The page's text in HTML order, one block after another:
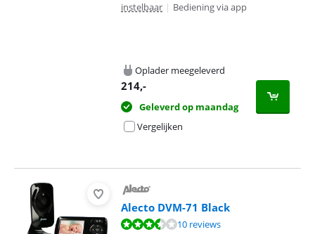
instelbaar | Bediening via app
Oplader meegeleverd
214,-
Geleverd op maandag
Vergelijken
Alecto DVM-71 Black
Beoordeling is 7,4 van de 10, gebaseerd op 10 reviews.
10 reviews